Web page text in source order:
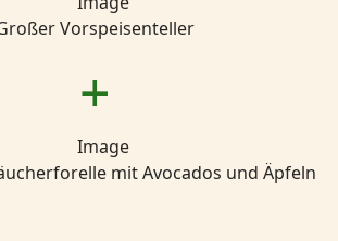
Vorspeisenteller
+
mit Avocados und Äpfeln